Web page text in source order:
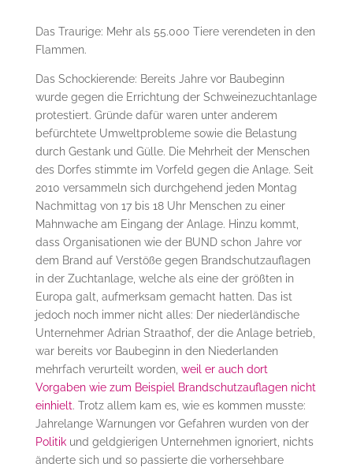
Das Traurige: Mehr als 55.000 Tiere verendeten in den
Flammen.
Das Schockierende: Bereits Jahre vor Baubeginn
wurde gegen die Errichtung der Schweinezuchtanlage
protestiert. Gründe dafür waren unter anderem
befürchtete Umweltprobleme sowie die Belastung
durch Gestank und Gülle. Die Mehrheit der Menschen
des Dorfes stimmte im Vorfeld gegen die Anlage. Seit
2010 versammeln sich durchgehend jeden Montag
Nachmittag von 17 bis 18 Uhr Menschen zu einer
Mahnwache am Eingang der Anlage. Hinzu kommt,
dass Organisationen wie der BUND schon Jahre vor
dem Brand auf Verstöße gegen Brandschutzauflagen
in der Zuchtanlage, welche als eine der größten in
Europa galt, aufmerksam gemacht hatten. Das ist
jedoch noch immer nicht alles: Der niederländische
Unternehmer Adrian Straathof, der die Anlage betrieb,
war bereits vor Baubeginn in den Niederlanden
mehrfach verurteilt worden, weil er auch dort
Vorgaben wie zum Beispiel Brandschutzauflagen nicht
einhielt. Trotz allem kam es, wie es kommen musste:
Jahrelange Warnungen vor Gefahren wurden von der
Politikund geldgierigen Unternehmen ignoriert, nichts
änderte sich und so passierte die vorhersehbare